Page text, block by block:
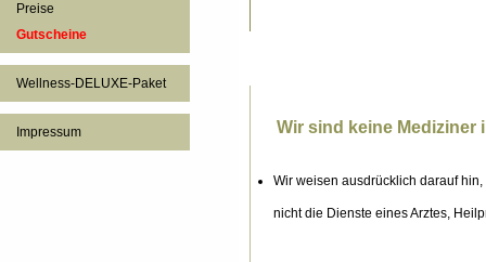
Preise
Gutscheine
Wellness-DELUXE-Paket
Impressum Wir sind keine Mediziner
Wir weisen ausdrücklich darauf
nicht die Dienste eines Arztes,